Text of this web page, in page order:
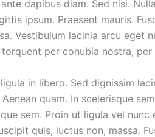
dapibus diam. Sed nisi.
ipsum. Praesent mauris.
Vestibulum lacinia arcu eget
per conubia nostra, per
in libero. Sed dignissim
quam. In scelerisque
sem. Proin ut ligula vel
quis, luctus non, massa.